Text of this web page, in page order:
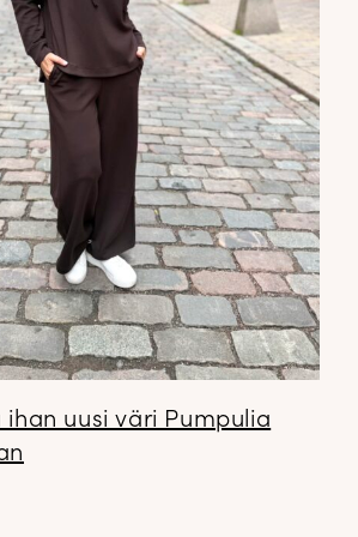
ihan uusi väri Pumpulia
ajattomasta tyylistä sekä uusista